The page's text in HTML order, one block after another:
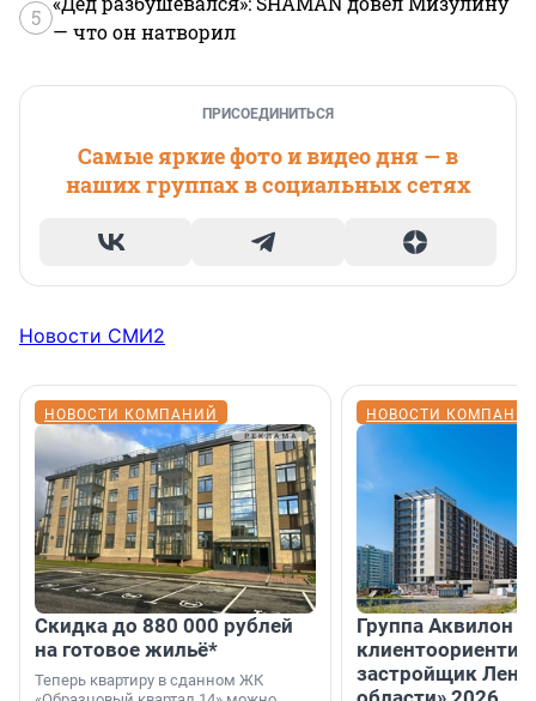
5
— что он натворил
ПРИСОЕДИНИТЬСЯ
Самые яркие фото и видео дня — в
наших группах в социальных сетях
Новости СМИ2
НОВОСТИ КОМПАНИЙ
Скидка до 880 000 рублей
на готовое жильё*
Теперь квартиру в сданном ЖК
НОВОСТИ
Группа Аквилон
застройщик